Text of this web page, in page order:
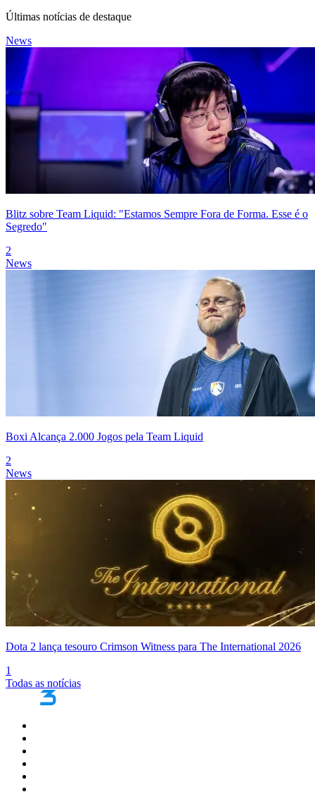
Últimas notícias de destaque
News
Blitz sobre Team Liquid: "Estamos Sempre Fora de Forma. Esse é o
Segredo"
2
News
Boxi Alcança 2.000 Jogos pela Team Liquid
2
News
Dota 2 lança tesouro Crimson Witness para The International 2026
1
Todas as notícias